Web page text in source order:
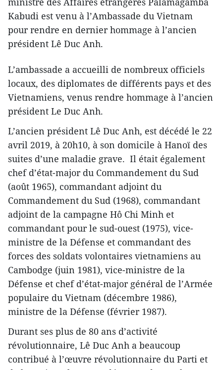
Kabudi est venu à l’Ambassade du Vietnam
pour rendre en dernier hommage à l’ancien
président Lê Duc Anh.
L’ambassade a accueilli de nombreux officiels
locaux, des diplomates de différents pays et des
Vietnamiens, venus rendre hommage à l’ancien
président Le Duc Anh.
L’ancien président Lê Duc Anh, est décédé le 22
avril 2019, à 20h10, à son domicile à Hanoï des
suites d’une maladie grave. Il était également
chef d’état-major du Commandement du Sud
(août 1965), commandant adjoint du
Commandement du Sud (1968), commandant
adjoint de la campagne Hô Chi Minh et
commandant pour le sud-ouest (1975), vice-
ministre de la Défense et commandant des
forces des soldats volontaires vietnamiens au
Cambodge (juin 1981), vice-ministre de la
Défense et chef d’état-major général de l’Armée
populaire du Vietnam (décembre 1986),
ministre de la Défense (février 1987).
Durant ses plus de 80 ans d’activité
révolutionnaire, Lê Duc Anh a beaucoup
contribué à l’œuvre révolutionnaire du Parti et